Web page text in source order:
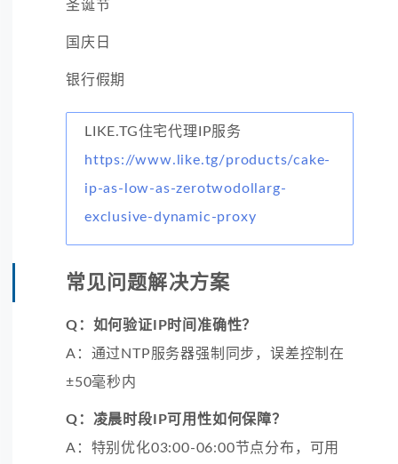
圣诞节
国庆日
银行假期
LIKE.TG住宅代理IP服务
https://www.like.tg/products/cake-
ip-as-low-as-zerotwodollarg-
exclusive-dynamic-proxy
常见问题解决方案
Q：如何验证IP时间准确性？
A：通过NTP服务器强制同步，误差控制在
±50毫秒内
Q：凌晨时段IP可用性如何保障？
A：特别优化03:00-06:00节点分布，可用